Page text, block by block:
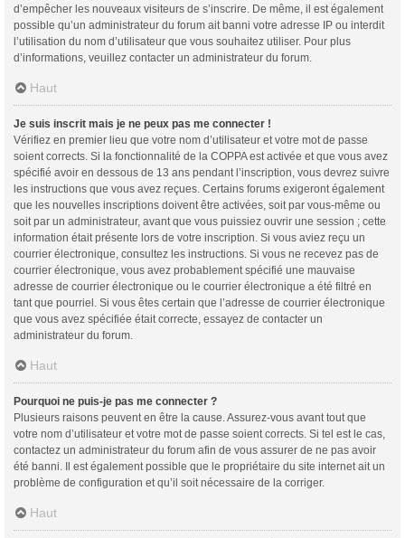
d’empêcher les nouveaux visiteurs de s’inscrire. De même, il est également
possible qu’un administrateur du forum ait banni votre adresse IP ou interdit
l’utilisation du nom d’utilisateur que vous souhaitez utiliser. Pour plus
d’informations, veuillez contacter un administrateur du forum.
Haut
Je suis inscrit mais je ne peux pas me connecter !
Vérifiez en premier lieu que votre nom d’utilisateur et votre mot de passe
soient corrects. Si la fonctionnalité de la COPPA est activée et que vous avez
spécifié avoir en dessous de 13 ans pendant l’inscription, vous devrez suivre
les instructions que vous avez reçues. Certains forums exigeront également
que les nouvelles inscriptions doivent être activées, soit par vous-même ou
soit par un administrateur, avant que vous puissiez ouvrir une session ; cette
information était présente lors de votre inscription. Si vous aviez reçu un
courrier électronique, consultez les instructions. Si vous ne recevez pas de
courrier électronique, vous avez probablement spécifié une mauvaise
adresse de courrier électronique ou le courrier électronique a été filtré en
tant que pourriel. Si vous êtes certain que l’adresse de courrier électronique
que vous avez spécifiée était correcte, essayez de contacter un
administrateur du forum.
Haut
Pourquoi ne puis-je pas me connecter ?
Plusieurs raisons peuvent en être la cause. Assurez-vous avant tout que
votre nom d’utilisateur et votre mot de passe soient corrects. Si tel est le cas,
contactez un administrateur du forum afin de vous assurer de ne pas avoir
été banni. Il est également possible que le propriétaire du site internet ait un
problème de configuration et qu’il soit nécessaire de la corriger.
Haut